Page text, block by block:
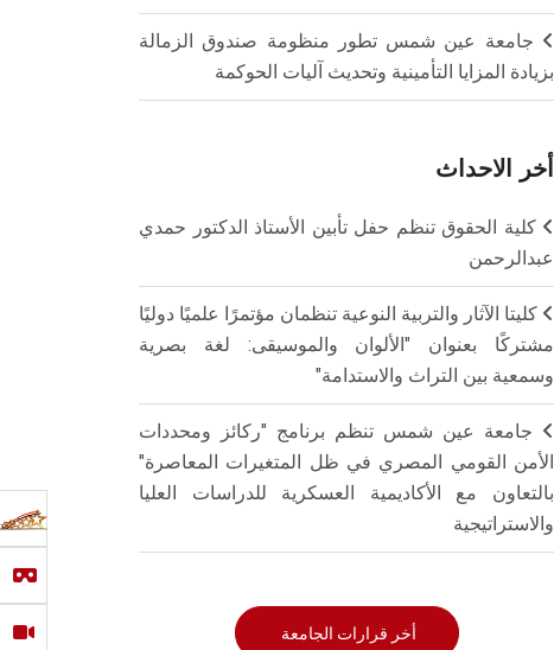
جامعة عين شمس تطور منظومة صندوق الزمالة
بزيادة المزايا التأمينية وتحديث آليات الحوكمة
أخر الاحداث
كلية الحقوق تنظم حفل تأبين الأستاذ الدكتور حمدي
عبدالرحمن
كليتا الآثار والتربية النوعية تنظمان مؤتمرًا علميًا دوليًا
مشتركًا بعنوان "الألوان والموسيقى: لغة بصرية
وسمعية بين التراث والاستدامة"
جامعة عين شمس تنظم برنامج "ركائز ومحددات
الأمن القومي المصري في ظل المتغيرات المعاصرة"
بالتعاون مع الأكاديمية العسكرية للدراسات العليا
والاستراتيجية
أخر قرارات الجامعة